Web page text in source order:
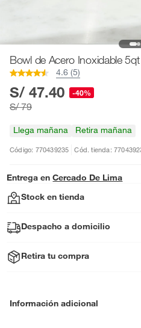
Bowl de Acero Inoxidable 5qt
4.6 (5)
S/ 47.40 -40%
S/ 79
Llega mañana Retira mañana
Código: 770439235 Cód. tienda:
Entrega en Cercado De Lima
Stock en tienda
Despacho a domicilio
Retira tu compra
Información adicional